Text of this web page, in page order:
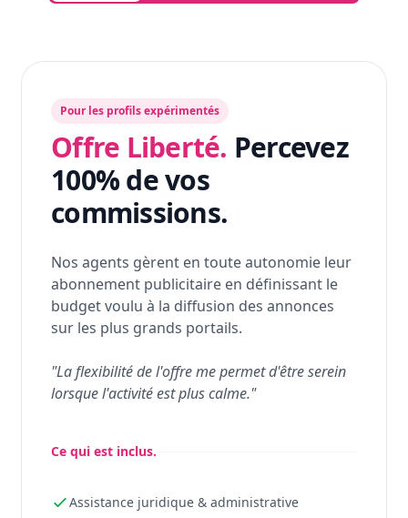
Pour les profils expérimentés
Offre Liberté. Percevez
100% de vos
commissions.
Nos agents gèrent en toute autonomie leur
abonnement publicitaire en définissant le
budget voulu à la diffusion des annonces
sur les plus grands portails.
"La flexibilité de l'offre me permet d'être serein
lorsque l'activité est plus calme."
Ce qui est inclus.
Assistance juridique & administrative